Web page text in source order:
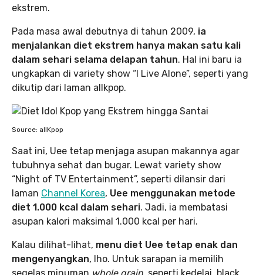
ekstrem.
Pada masa awal debutnya di tahun 2009, ia
menjalankan diet ekstrem hanya makan satu kali
dalam sehari selama delapan tahun. Hal ini baru ia
ungkapkan di variety show “I Live Alone”, seperti yang
dikutip dari laman allkpop.
Source: allKpop
Saat ini, Uee tetap menjaga asupan makannya agar
tubuhnya sehat dan bugar. Lewat variety show
“Night of TV Entertainment”, seperti dilansir dari
laman Channel Korea, Uee menggunakan metode
diet 1.000 kcal dalam sehari. Jadi, ia membatasi
asupan kalori maksimal 1.000 kcal per hari.
Kalau dilihat-lihat, menu diet Uee tetap enak dan
mengenyangkan, lho. Untuk sarapan ia memilih